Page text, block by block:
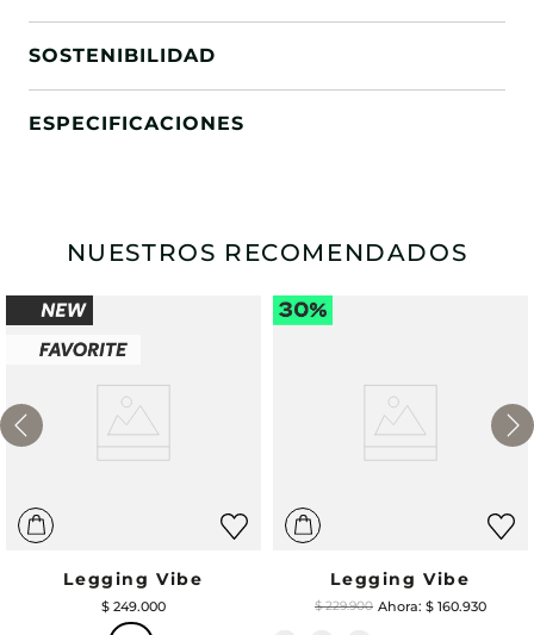
SOSTENIBILIDAD
ESPECIFICACIONES
NUESTROS RECOMENDADOS
Legging Vibe
$ 249.000
Legging Vibe
$ 229.900 $ 160.930